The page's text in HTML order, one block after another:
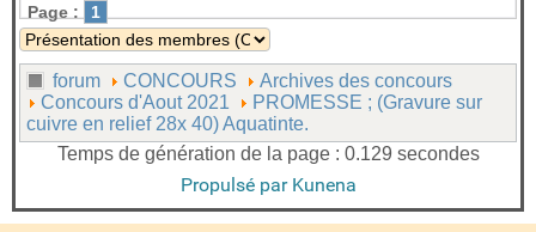
Page : 1
forum CONCOURS
Archives des concours
Concours d'Aout 2021
PROMESSE ; (Gravure sur
cuivre en relief 28x 40) Aquatinte.
Temps de génération de la page : 0.129 secondes
Propulsé par Kunena